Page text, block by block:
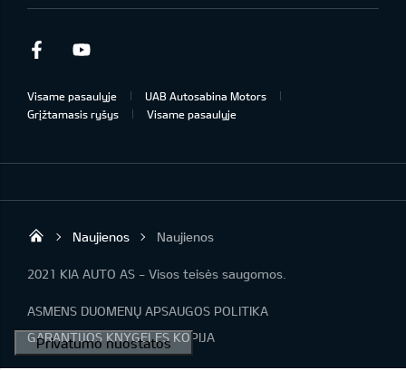
Facebook
Visame pasaulyje
UAB Autosabina Motors
Grįžtamasis ryšys
Visame pasaulyje
KIA automobiliai | KIA modeliai | KIA
Naujienos Naujienos
2021 KIA AUTO AS - Visos teisės saugomos.
ASMENS DUOMENŲ APSAUGOS POLITIKA
GARANTIJOS KNYGELĖS KOPIJA